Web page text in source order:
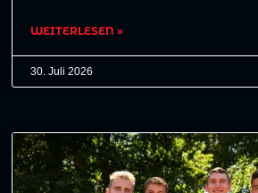
WEITERLESEN »
30. Juli 2026